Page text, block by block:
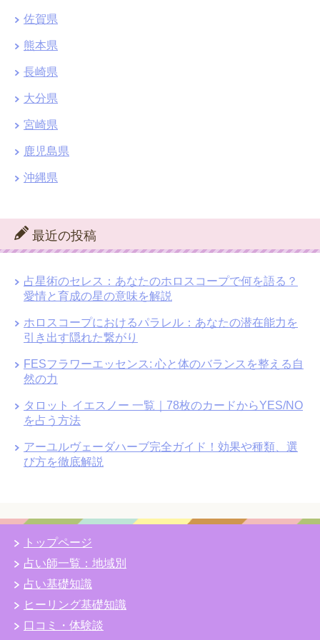
佐賀県
熊本県
長崎県
大分県
宮崎県
鹿児島県
沖縄県
最近の投稿
占星術のセレス：あなたのホロスコープで何を語る？
愛情と育成の星の意味を解説
ホロスコープにおけるパラレル：あなたの潜在能力を
引き出す隠れた繋がり
FESフラワーエッセンス: 心と体のバランスを整える自
然の力
タロット イエスノー 一覧｜78枚のカードからYES/NO
を占う方法
アーユルヴェーダハーブ完全ガイド！効果や種類、選
び方を徹底解説
トップページ
占い師一覧：地域別
占い基礎知識
ヒーリング基礎知識
口コミ・体験談